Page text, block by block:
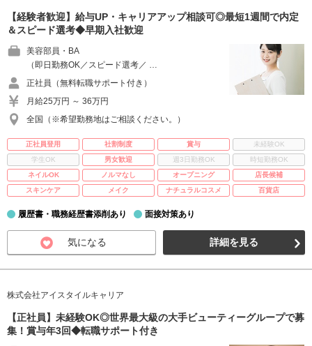
【経験者歓迎】給与UP・キャリアアップ相談可◎最短1週間で内定
＆スピード選考◆早期入社歓迎
美容部員・BA
（即日勤務OK／スピード選考／ …
正社員（無料転職サポート付き）
月給25万円 ～ 36万円
全国（※希望勤務地はご相談ください。）
正社員登用 社割制度 賞与
未経験OK
学生OK
男女歓迎 週3日勤務OK
時短勤務OK
ネイルOK
ノルマなし オープニング
店長候補
スキンケア
メイク ナチュラルコスメ 百貨店
履歴書・職務経歴書添削あり 面接対策あり
気になる 詳細を見る
株式会社アイスタイルキャリア
【正社員】未経験OK◎世界最大級の大手ビューティーグループで募
集！賞与年3回◆転職サポート付き